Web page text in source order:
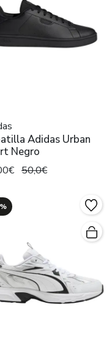
Adidas Urban
Negro
50,0€